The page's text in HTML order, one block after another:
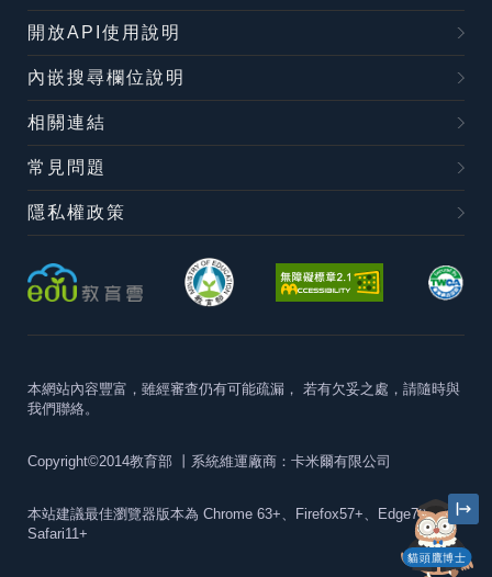
貓頭鷹博士
開放API使用說明
內嵌搜尋欄位說明
相關連結
常見問題
隱私權政策
本網站內容豐富，雖經審查仍有可能疏漏， 若有欠妥之處，請隨時與
我們聯絡。
Copyright©2014教育部 丨系統維運廠商：卡米爾有限公司
本站建議最佳瀏覽器版本為 Chrome 63+、Firefox57+、Edge79+及
Safari11+